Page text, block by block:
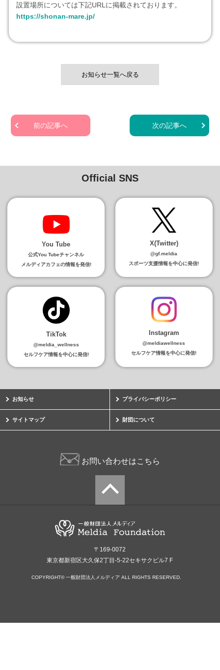
設置場所については下記URLに掲載されております。
https://shonan-mare.jp/
お知らせ一覧へ戻る
前の記事へ 次の記事へ
Official SNS
You Tube
公式You Tubeチャンネル
メルディアカフェの情報を発信!
X(Twitter)
@gf.meldia
スポーツ支援情報を中心に発信!
TikTok
@meldia_wellness
セルフケア情報を中心に発信!
Instagram
@meldiawellness
セルフケア情報を中心に発信!
お知らせ プライバシーポリシー
サイトマップ 財団について
お問い合わせはこちら
〒169-0072
東京都新宿区大久保2丁目-5-22セキサクビル7 F
COPYRIGHT© 一般財団法人メルディア ALL RIGHTS RESERVED.